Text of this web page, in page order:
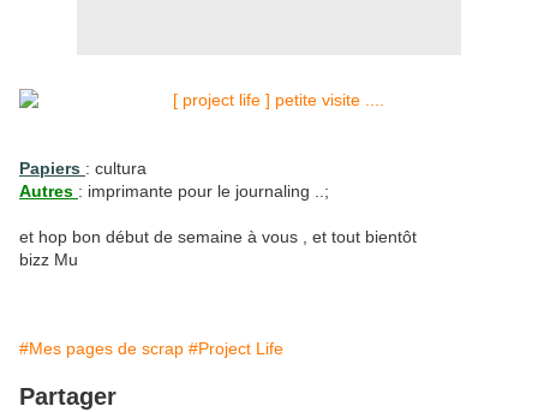
Papiers : cultura
Autres : imprimante pour le journaling ..;
et hop bon début de semaine à vous , et tout bientôt
bizz Mu
#Mes pages de scrap #Project Life
Partager